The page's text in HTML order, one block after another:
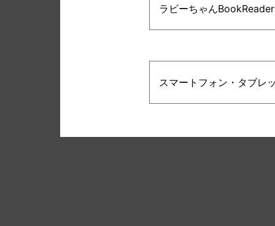
ラビーちゃん
スマートフォン・タブレ